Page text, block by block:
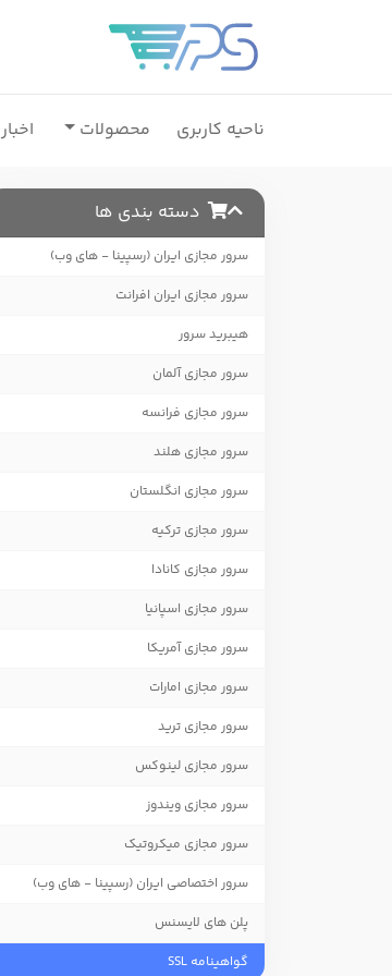
ناحیه کاربری محصولات اخبار
دسته بندی ها
سرور مجازی ایران (رسپینا - های وب)
سرور مجازی ایران افرانت
هیبرید سرور
سرور مجازی آلمان
سرور مجازی فرانسه
سرور مجازی هلند
سرور مجازی انگلستان
سرور مجازی ترکیه
سرور مجازی کانادا
سرور مجازی اسپانیا
سرور مجازی آمریکا
سرور مجازی امارات
سرور مجازی ترید
سرور مجازی لینوکس
سرور مجازی ویندوز
سرور مجازی میکروتیک
سرور اختصاصی ایران (رسپینا - های وب)
پلن های لایسنس
گواهینامه SSL